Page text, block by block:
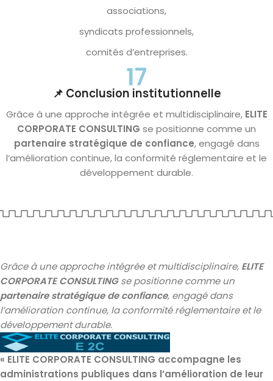
associations,
syndicats professionnels,
comités d’entreprises.
17
📌 Conclusion institutionnelle
Grâce à une approche intégrée et multidisciplinaire, ELITE
CORPORATE CONSULTING se positionne comme un
partenaire stratégique de confiance, engagé dans
l’amélioration continue, la conformité réglementaire et le
développement durable.
Grâce à une approche intégrée et multidisciplinaire, ELITE
CORPORATE CONSULTINGse positionne comme un
partenaire stratégique de confiance, engagé dans
l’amélioration continue, la conformité réglementaire et le
développement durable.
« ELITE CORPORATE CONSULTING accompagne les
administrations publiques dans l’amélioration de leur